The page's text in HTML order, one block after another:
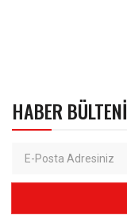
HABER BÜLTENI